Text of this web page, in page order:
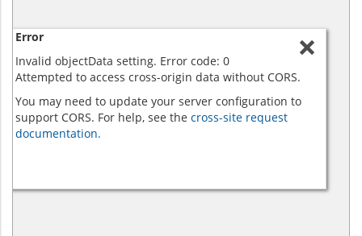
Error
Invalid objectData setting. Error code: 0
Attempted to access cross-origin data without CORS.
You may need to update your server configuration to
support CORS. For help, see the cross-site request
documentation.